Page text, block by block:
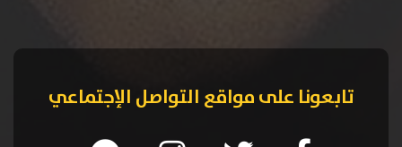
تابعونا على مواقع التواصل الإجتماعي